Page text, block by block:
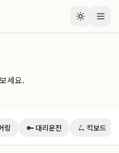
세요.
링 🔑 대리운전 🛴 킥보드